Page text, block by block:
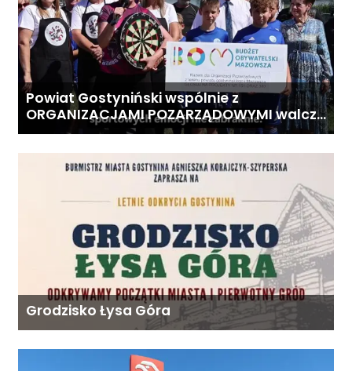
Powiat Gostyniński wspólnie z
ORGANIZACJAMI POZARZĄDOWYMI walczą
o środki z Budżetu Obywatelskiego
terenu!
Grodzisko Łysa Góra